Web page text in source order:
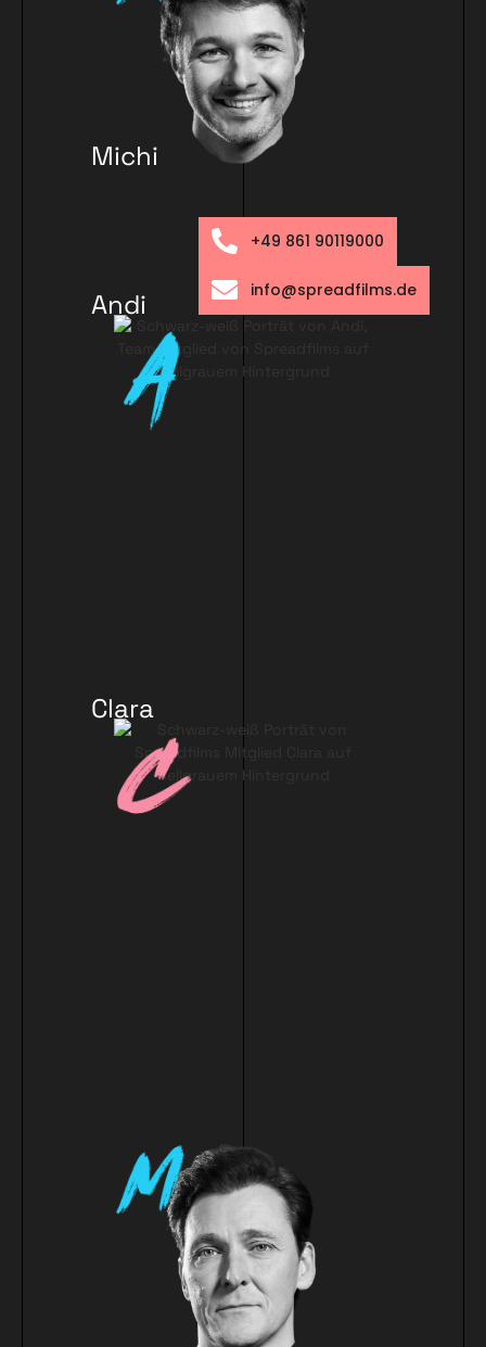
Michi
Andi
Ramelsberg
Clara
Winkler
+49 861 90119000
info@spreadfilms.de